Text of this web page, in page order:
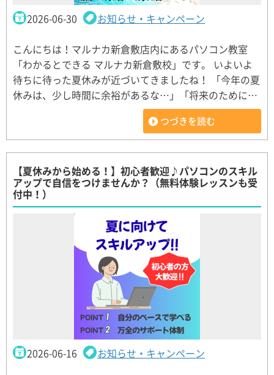
2026-06-30 お知らせ・キャンペーン
こんにちは！マルナカ新倉敷店内にあるパソコン教室
「わかるとできる マルナカ新倉敷校」です。 いよいよ
待ちに待った夏休みが近づいてきましたね！ 「今年の夏
休みは、少し時間に余裕があるな…」「将来のために…
つづきを読む
【夏休みから始める！】初心者歓迎♪パソコンのスキル
アップで自信をつけませんか？（無料体験レッスンも受
付中！）
2026-06-16 お知らせ・キャンペーン